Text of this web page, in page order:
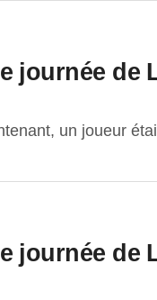
journée de
un joueur
journée de